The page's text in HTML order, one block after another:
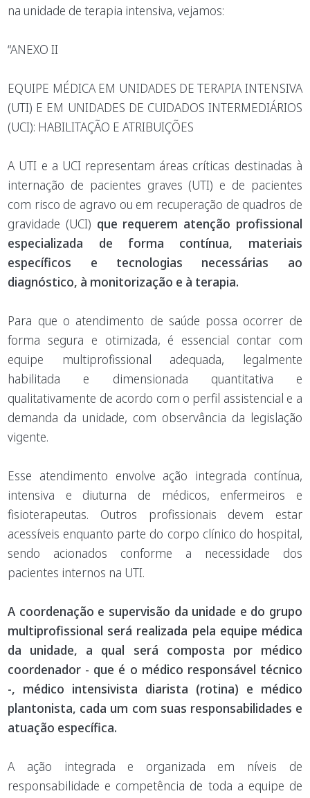
na unidade de terapia intensiva, vejamos:
“ANEXO II
EQUIPE MÉDICA EM UNIDADES DE TERAPIA INTENSIVA
(UTI) E EM UNIDADES DE CUIDADOS INTERMEDIÁRIOS
(UCI): HABILITAÇÃO E ATRIBUIÇÕES
A UTI e a UCI representam áreas críticas destinadas à
internação de pacientes graves (UTI) e de pacientes
com risco de agravo ou em recuperação de quadros de
gravidade (UCI) que requerem atenção profissional
especializada de forma contínua, materiais
específicos e tecnologias necessárias ao
diagnóstico, à monitorização e à terapia.
Para que o atendimento de saúde possa ocorrer de
forma segura e otimizada, é essencial contar com
equipe multiprofissional adequada, legalmente
habilitada e dimensionada quantitativa e
qualitativamente de acordo com o perfil assistencial e a
demanda da unidade, com observância da legislação
vigente.
Esse atendimento envolve ação integrada contínua,
intensiva e diuturna de médicos, enfermeiros e
fisioterapeutas. Outros profissionais devem estar
acessíveis enquanto parte do corpo clínico do hospital,
sendo acionados conforme a necessidade dos
pacientes internos na UTI.
A coordenação e supervisão da unidade e do grupo
multiprofissional será realizada pela equipe médica
da unidade, a qual será composta por médico
coordenador - que é o médico responsável técnico
-, médico intensivista diarista (rotina) e médico
plantonista, cada um com suas responsabilidades e
atuação específica.
A ação integrada e organizada em níveis de
responsabilidade e competência de toda a equipe de